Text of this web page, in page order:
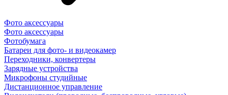
Фото аксессуары
Фото аксессуары
Фотобумага
Батареи для фото- и видеокамер
Переходники, конвертеры
Зарядные устройства
Микрофоны студийные
Дистанционное управление